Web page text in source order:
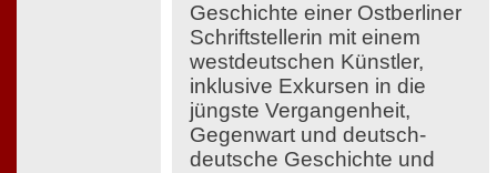
Geschichte einer Ostberliner
Schriftstellerin mit einem
westdeutschen Künstler,
inklusive Exkursen in die
jüngste Vergangenheit,
Gegenwart und deutsch-
deutsche Geschichte und